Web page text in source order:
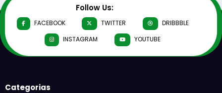
Follow Us:
FACEBOOK TWITTER
DRIBBBLE
INSTAGRAM
YOUTUBE
Categorias